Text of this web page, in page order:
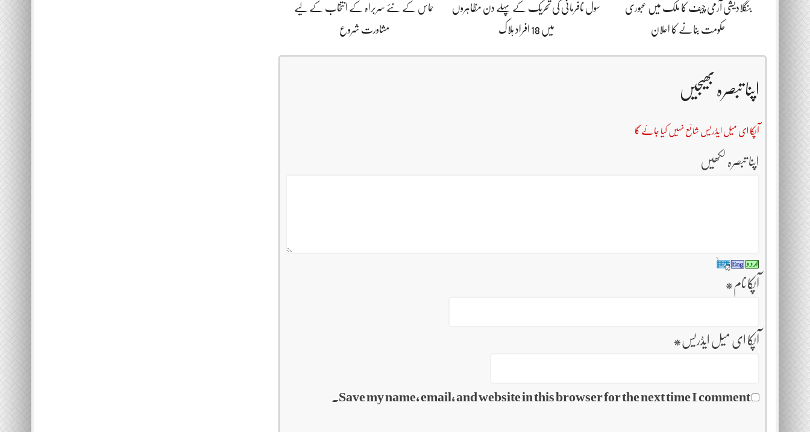
بنگلادیشی آرمی چیف کا ملک میں عبوری
حکومت بنانے کا اعلان
سول نافرمانی کی تحریک کے پہلے دن مظاہروں
میں 18 افراد ہلاک
حماس کے نئے سربراہ کے انتخاب کے لیے
مشاورت شروع
اپنا تبصرہ بھیجیں
آپکا ای میل ایڈریس شائع نہیں کیا جائے گا
اپنا تبصرہ لکھیں
آپکا نام *
آپکا ای میل ایڈریس *
Save my name, email, and website in this browser for the next time I comment.